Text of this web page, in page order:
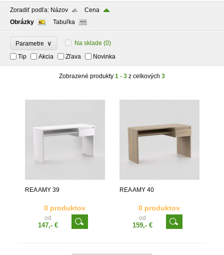
Zoradiť podľa: Názov
Cena
Obrázky
Tabuľka
Parametre ∨ Na sklade (0)
Tip
Akcia Zľava Novinka
Zobrazené produkty 1 - 3 z celkových 3
REA AMY 39
0 produktov
od
147,- €
REA AMY 40
0 produktov
od
159,- €